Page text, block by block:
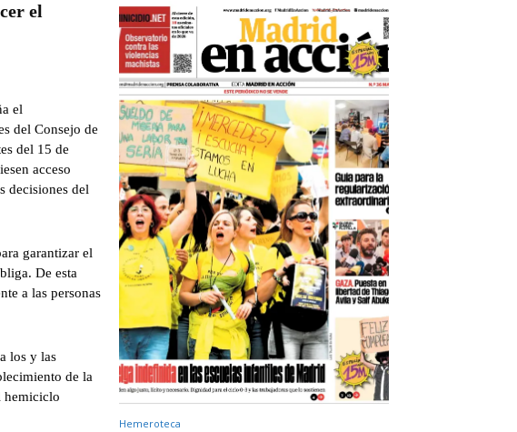
el
el
del Consejo de
del 15 de
acceso
decisiones del
garantizar el
De esta
a las personas
los y las
de la
hemiciclo
Hemeroteca